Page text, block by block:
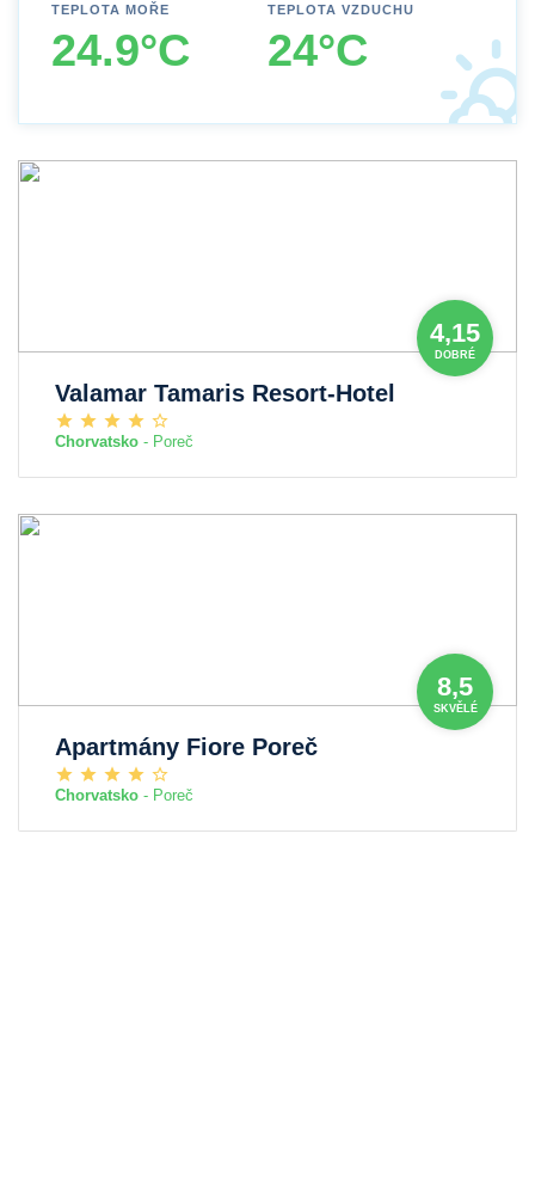
TEPLOTA MOŘE
24.9°C
TEPLOTA VZDUCHU
24°C
4,15
DOBRÉ
Valamar Tamaris Resort-Hotel
Chorvatsko - Poreč
8,5
SKVĚLÉ
Apartmány Fiore Poreč
Chorvatsko - Poreč